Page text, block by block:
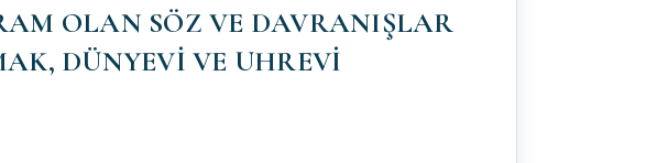
OLAN SÖZ VE DAVRANIŞLAR
DÜNYEVİ VE UHREVİ